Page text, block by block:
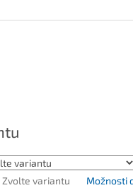
Zvolte variantu Možnosti